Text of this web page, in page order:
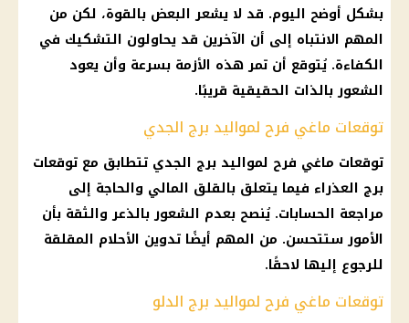
بشكل أوضح اليوم. قد لا يشعر البعض بالقوة، لكن من
المهم الانتباه إلى أن الآخرين قد يحاولون التشكيك في
الكفاءة. يُتوقع أن تمر هذه الأزمة بسرعة وأن يعود
الشعور بالذات الحقيقية قريبًا.
توقعات ماغي فرح لمواليد برج الجدي
توقعات ماغي فرح لمواليد برج الجدي تتطابق مع توقعات
برج العذراء فيما يتعلق بالقلق المالي والحاجة إلى
مراجعة الحسابات. يُنصح بعدم الشعور بالذعر والثقة بأن
الأمور ستتحسن. من المهم أيضًا تدوين الأحلام المقلقة
للرجوع إليها لاحقًا.
توقعات ماغي فرح لمواليد برج الدلو